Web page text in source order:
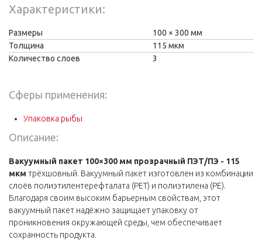
Характеристики
Размеры 100
300 мм
Толщина
115 мкм
Количество слоев
3
Сферы применения:
Упаковка рыбы
Описание:
Вакуумный пакет 100×300 мм прозрачный ПЭТ/ПЭ - 115
мкм трёхшовный. Вакуумный пакет изготовлен из комбинации
слоёв полиэтилентерефталата (PET) и полиэтилена (PE).
Благодаря своим высоким барьерным свойствам, этот
вакуумный пакет надёжно защищает упаковку от
проникновения окружающей среды, чем обеспечивает
сохранность продукта.